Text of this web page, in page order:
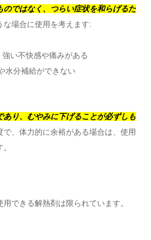
のではなく、つらい症状を和らげるた
な場合に使用を考えます:
強い不快感や痛みがある
水分補給ができない
あり、むやみに下げることが必ずしも
で、体力的に余裕がある場合は、使用
できる解熱剤は限られています。